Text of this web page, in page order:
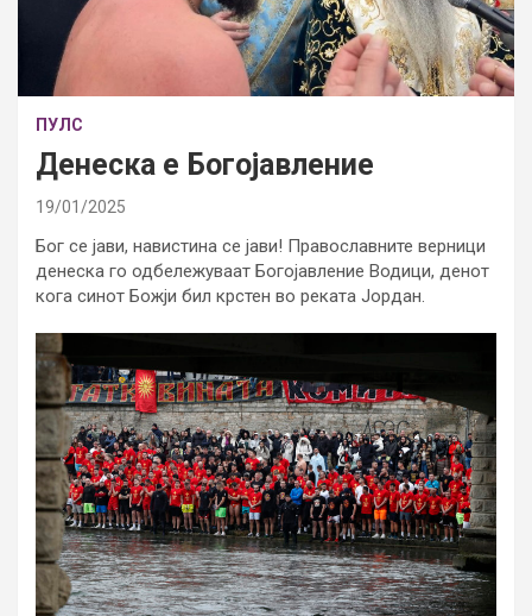
ПУЛС
Денеска е Богојавление
19/01/2025
Бог се јави, навистина се јави! Православните верници
денеска го одбележуваат Богојавление Водици, денот
кога синот Божји бил крстен во реката Јордан.